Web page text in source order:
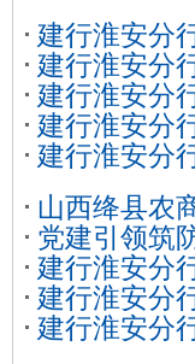
建行淮安分
建行淮安分
建行淮安分
建行淮安分
建行淮安分
山西绛县农
目标的
党建引领筑
牢汛期金融
建行淮安分
建行淮安分
建行淮安分